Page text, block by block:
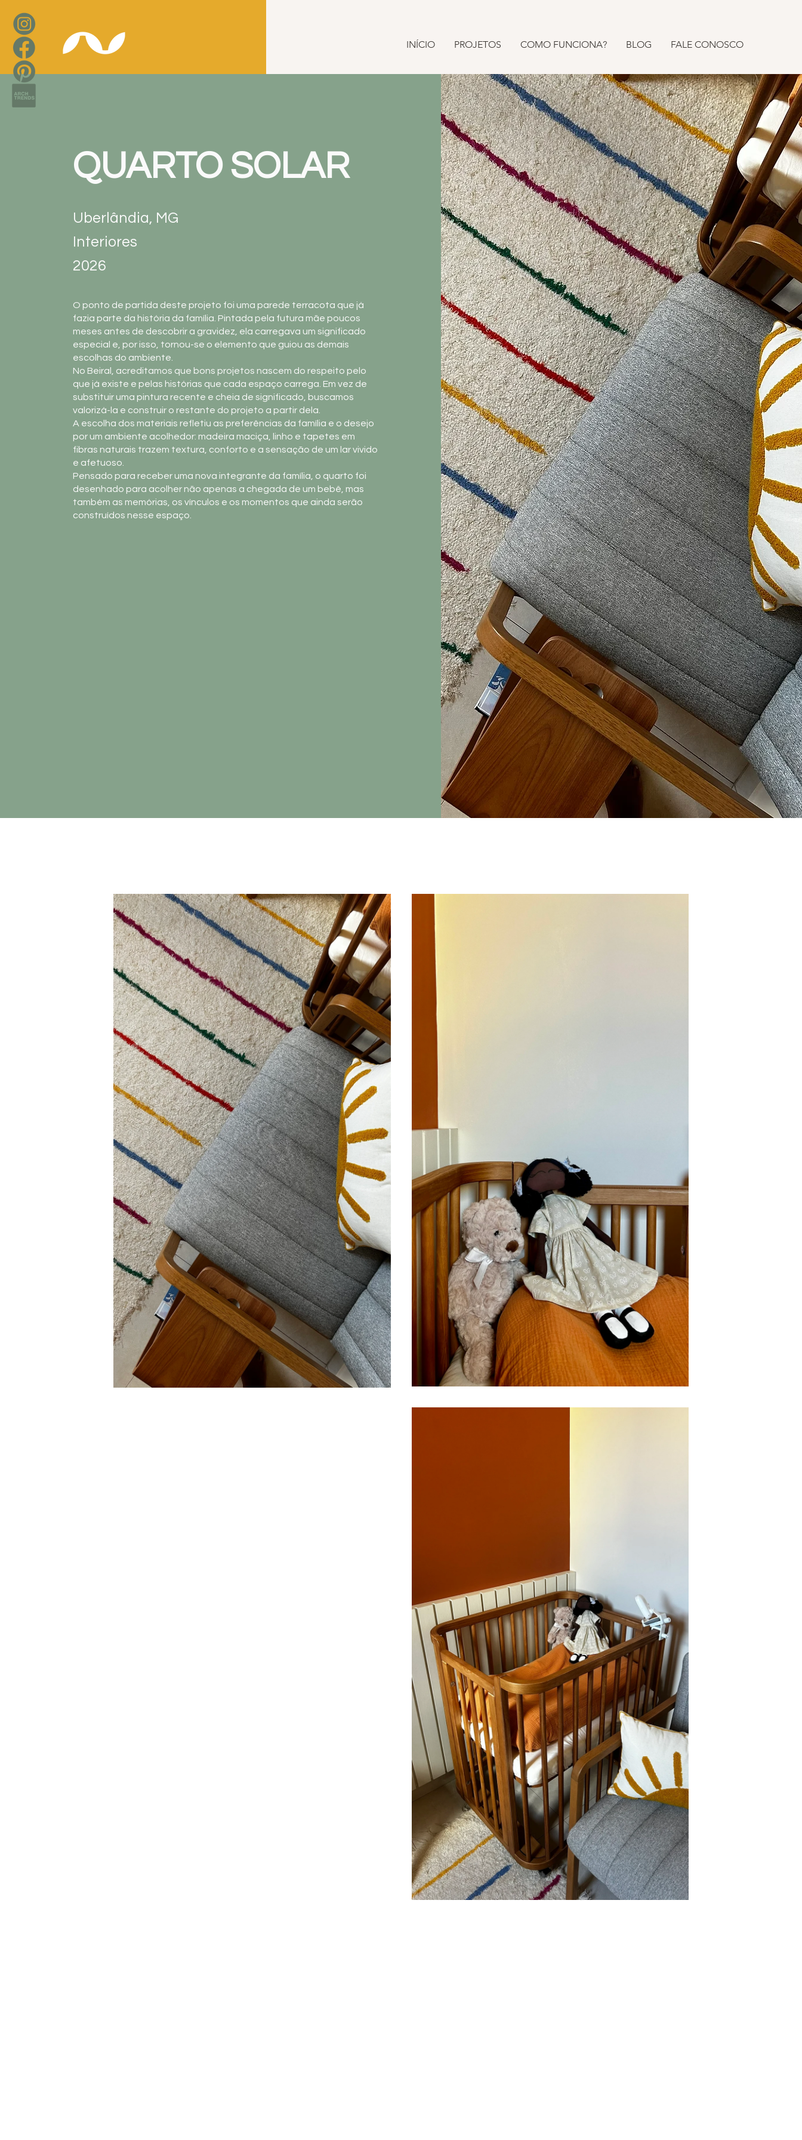
INÍCIO PROJETOS COMO FUNCIONA? BLOG FALE CONOSCO
QUARTO SOLAR
Uberlândia, MG
Interiores
2026
O ponto de partida deste projeto foi uma parede terracota que já
fazia parte da história da família. Pintada pela futura mãe poucos
meses antes de descobrir a gravidez, ela carregava um significado
especial e, por isso, tornou-se o elemento que guiou as demais
escolhas do ambiente.
No Beiral, acreditamos que bons projetos nascem do respeito pelo
que já existe e pelas histórias que cada espaço carrega. Em vez de
substituir uma pintura recente e cheia de significado, buscamos
valorizá-la e construir o restante do projeto a partir dela.
A escolha dos materiais refletiu as preferências da família e o desejo
por um ambiente acolhedor: madeira maciça, linho e tapetes em
fibras naturais trazem textura, conforto e a sensação de um lar vivido
e afetuoso.
Pensado para receber uma nova integrante da família, o quarto foi
desenhado para acolher não apenas a chegada de um bebê, mas
também as memórias, os vínculos e os momentos que ainda serão
construídos nesse espaço.